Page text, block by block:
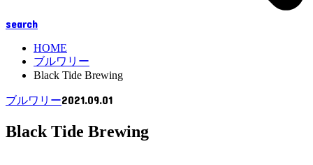
search
HOME
ブルワリー
Black Tide Brewing
ブルワリー2021.09.01
Black Tide Brewing